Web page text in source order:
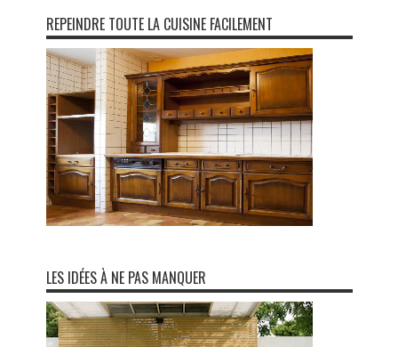
REPEINDRE TOUTE LA CUISINE FACILEMENT
LES IDÉES À NE PAS MANQUER